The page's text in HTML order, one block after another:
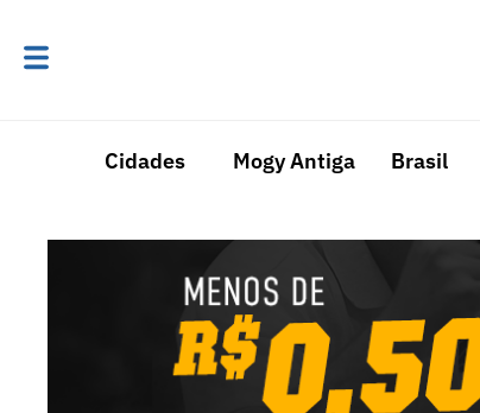
Cidades Mogy Antiga Brasil